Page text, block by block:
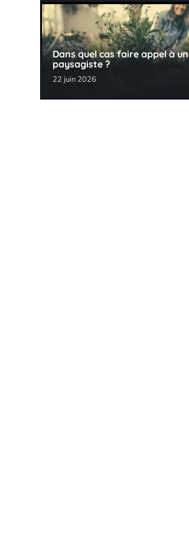
Dans quel cas faire appel à un
paysagiste ?
22 juin 2026